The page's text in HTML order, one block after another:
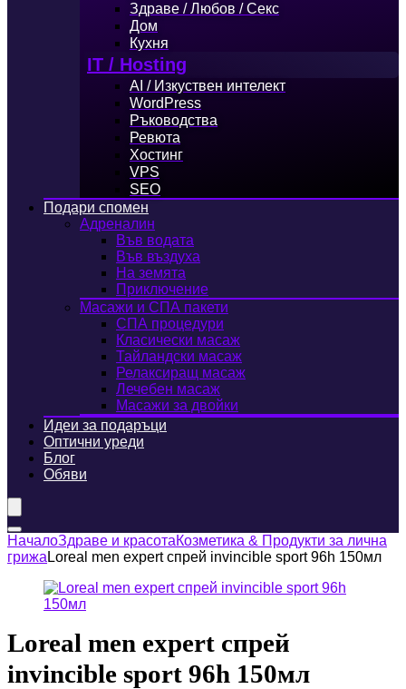
Здраве / Любов / Секс
Дом
Кухня
IT / Hosting
AI / Изкуствен интелект
WordPress
Ръководства
Ревюта
Хостинг
VPS
SEO
Подари спомен
Адреналин
Във водата
Във въздуха
На земята
Приключение
Масажи и СПА пакети
СПА процедури
Класически масаж
Тайландски масаж
Релаксиращ масаж
Лечебен масаж
Масажи за двойки
Идеи за подаръци
Оптични уреди
Блог
Обяви
НачалоЗдраве и красотаКозметика & Продукти за лична
грижа Loreal men expert спрей invincible sport 96h 150мл
Loreal men expert спрей
invincible sport 96h 150мл